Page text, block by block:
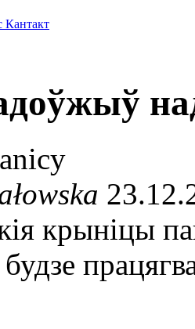
Кантакт
крыніцы